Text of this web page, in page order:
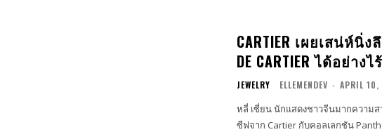
CARTIER เผยเสน่ห์นิ่ง
DE CARTIER ได้อย่าง
JEWELRY ELLEMENDEV - APRIL
หลี่ เซี่ยน นักแสดงชาวจีนมากความ
ซีฟจาก Cartier กับคอลเลกชัน